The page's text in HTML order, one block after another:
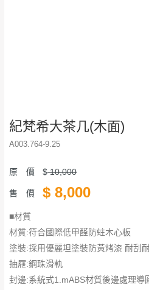
紀梵希大茶几(木面)
A003.764-9.25
原 價 $10,000
售 價 $ 8,000
■材質
材質:符合國際低甲醛防蛀木心板
塗裝:採用優麗坦塗裝防黃烤漆 耐刮
抽屜:鋼珠滑軌
封邊:系統式1.mABS材質後邊處理導